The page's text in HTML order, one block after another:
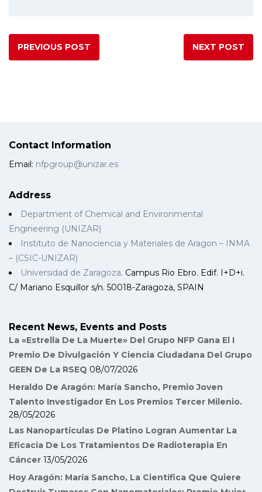
PREVIOUS POST NEXT POST
Contact Information
Email: nfpgroup@unizar.es
Address
Department of Chemical and Environmental
Engineering (UNIZAR)
Instituto de Nanociencia y Materiales de Aragon – INMA
– (CSIC-UNIZAR)
Universidad de Zaragoza. Campus Rio Ebro. Edif. I+D+i.
C/ Mariano Esquillor s/n. 50018-Zaragoza, SPAIN
Recent News, Events and Posts
La «Estrella De La Muerte» Del Grupo NFP Gana El I
Premio De Divulgación Y Ciencia Ciudadana Del Grupo
GEEN De La RSEQ 08/07/2026
Heraldo De Aragón: María Sancho, Premio Joven
Talento Investigador En Los Premios Tercer Milenio.
28/05/2026
Las Nanopartículas De Platino Logran Aumentar La
Eficacia De Los Tratamientos De Radioterapia En
Cáncer 13/05/2026
Hoy Aragón: María Sancho, La Científica Que Quiere